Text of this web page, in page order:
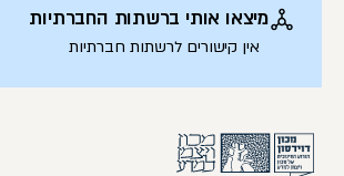
מיצאו אותי ברשתות החברתיות
אין קישורים לרשתות חברתיות